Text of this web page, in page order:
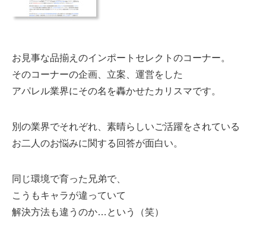
お見事な品揃えのインポートセレクトのコーナー。
そのコーナーの企画、立案、運営をした
アパレル業界にその名を轟かせたカリスマです。
別の業界でそれぞれ、素晴らしいご活躍をされている
お二人のお悩みに関する回答が面白い。
同じ環境で育った兄弟で、
こうもキャラが違っていて
解決方法も違うのか…という（笑）